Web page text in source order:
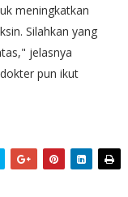
meningkatkan
Silahkan yang
jelasnya
pun ikut